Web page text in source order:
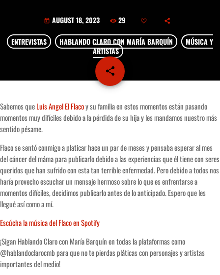
play_arrow LA CAMPESINA GEORGIA
NOTAS
LOCUCIÓN (TALENTO AL AIRE)
RANKING
COMUNÍCATE
PUBLICIDAD
SEARCH
today AUGUST 18, 2023 29
ENTREVISTAS HABLANDO CLARO CON MARÍA BARQUÍN
MÚSICA Y
ARTISTAS
share
email
Sabemos que‪Luis Angel El Flaco‬y su familia en estos momentos están pasando
momentos muy difíciles debido a la pérdida de su hija y les mandamos nuestro más
sentido pésame.
Flaco se sentó conmigo a platicar hace un par de meses y pensaba esperar al mes
del cáncer del máma para publicarlo debido a las experiencias que él tiene con seres
queridos que han sufrido con esta tan terrible enfermedad. Pero debido a todos nos
haría provecho escuchar un mensaje hermoso sobre lo que es enfrentarse a
momentos difíciles, decidimos publicarlo antes de lo anticipado. Espero que les
llegué así como a mí.
Escúcha la música del Flaco en Spotify
¡Sigan Hablando Claro con María Barquín en todas la plataformas como
@hablandoclarocmb para que no te pierdas pláticas con personajes y artistas
importantes del medio!